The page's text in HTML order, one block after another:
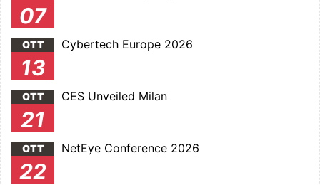
07
OTT
13
Cybertech Europe 2026
OTT
21
CES Unveiled Milan
OTT
22
NetEye Conference 2026